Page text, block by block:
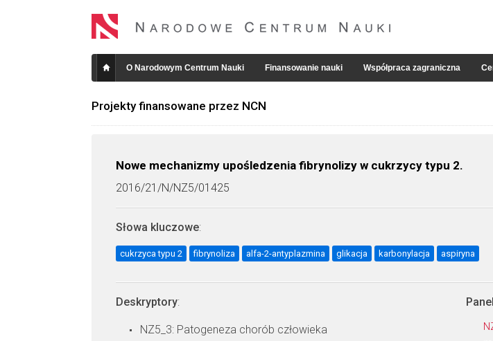
O Narodowym Centrum Nauki Finansowanie nauki Współpraca zagraniczna
Projekty finansowane przez NCN
Nowe mechanizmy upośledzenia fibrynolizy w cukrzycy typu 2.
2016/21/N/NZ5/01425
Słowa kluczowe:
cukrzyca typu 2 fibrynoliza alfa-2-antyplazmina glikacja karbonylacja aspiryna
Deskryptory:
NZ5_3: Patogeneza chorób człowieka
Panel